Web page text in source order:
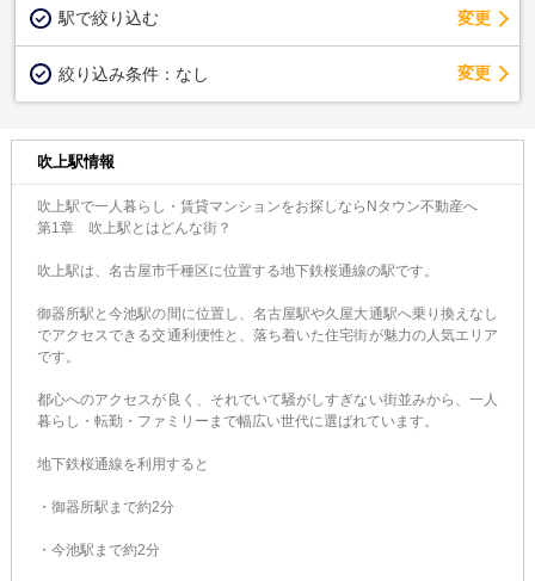
駅で絞り込む 変更
絞り込み条件： なし 変更
吹上駅情報
吹上駅で一人暮らし・賃貸マンションをお探しならNタウン不動産へ
第1章 吹上駅とはどんな街？
吹上駅は、名古屋市千種区に位置する地下鉄桜通線の駅です。
御器所駅と今池駅の間に位置し、名古屋駅や久屋大通駅へ乗り換えなし
でアクセスできる交通利便性と、落ち着いた住宅街が魅力の人気エリア
です。
都心へのアクセスが良く、それでいて騒がしすぎない街並みから、一人
暮らし・転勤・ファミリーまで幅広い世代に選ばれています。
地下鉄桜通線を利用すると
・御器所駅まで約2分
・今池駅まで約2分